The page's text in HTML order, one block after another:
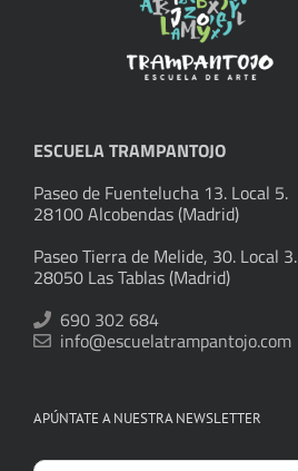
ESCUELA TRAMPANTOJO
Paseo de Fuentelucha 13. Local 5.
28100 Alcobendas (Madrid)
Paseo Tierra de Melide, 30. Local 3.
28050 Las Tablas (Madrid)
690 302 684
info@escuelatrampantojo.com
APÚNTATE A NUESTRA NEWSLETTER